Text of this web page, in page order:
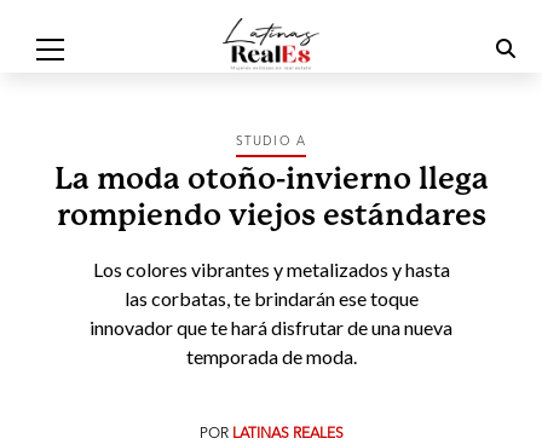
STUDIO A
La moda otoño-invierno llega
rompiendo viejos estándares
Los colores vibrantes y metalizados y hasta
las corbatas, te brindarán ese toque
innovador que te hará disfrutar de una nueva
temporada de moda.
POR LATINAS REALES